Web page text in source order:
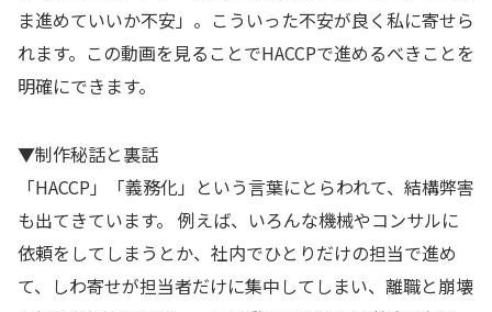
ま進めていいか不安」。こういった不安が良く私に寄せら
れます。この動画を見ることでHACCPで進めるべきことを
明確にできます。
▼制作秘話と裏話
「HACCP」「義務化」という言葉にとらわれて、結構弊害
も出てきています。 例えば、いろんな機械やコンサルに
依頼をしてしまうとか、社内でひとりだけの担当で進め
て、しわ寄せが担当者だけに集中してしまい、離職と崩壊